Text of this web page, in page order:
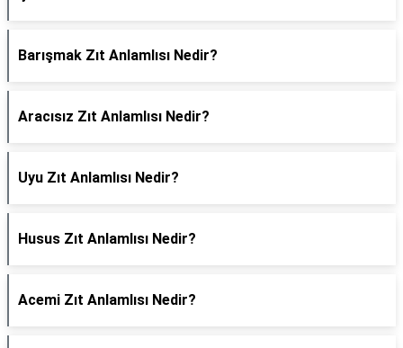
Barışmak Zıt Anlamlısı Nedir?
Aracısız Zıt Anlamlısı Nedir?
Uyu Zıt Anlamlısı Nedir?
Husus Zıt Anlamlısı Nedir?
Acemi Zıt Anlamlısı Nedir?